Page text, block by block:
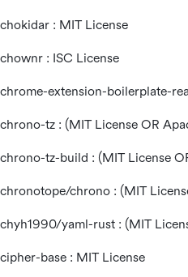
chokidar : MIT License
chownr : ISC License
chrome-extension-boilerplate-
chrono-tz : (MIT License OR
chrono-tz-build : (MIT License
chronotope/chrono : (MIT
chyh1990/yaml-rust : (MIT
cipher-base : MIT License